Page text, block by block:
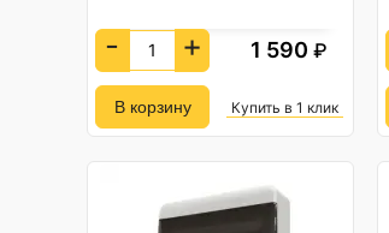
- + 1 590 ₽
Купить в 1 клик